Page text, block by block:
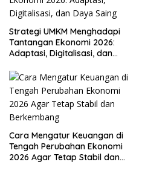
Strategi UMKM Menghadapi
Tantangan Ekonomi 2026:
Adaptasi, Digitalisasi, dan
Cara Mengatur Keuangan di
Tengah Perubahan Ekonomi
2026 Agar Tetap Stabil dan